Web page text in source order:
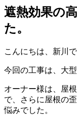
遮熱効果の
た。
こんにちは、新川で
今回の工事は、大
オーナー様は、屋
で、さらに屋根の
悩みでした。